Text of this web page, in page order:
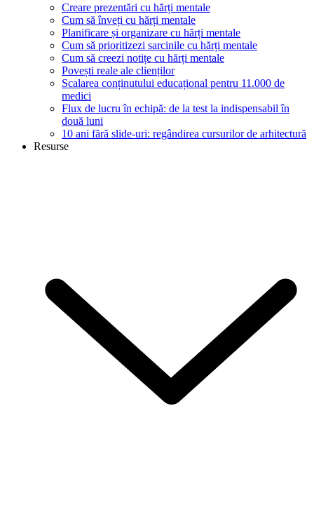
Creare prezentări cu hărți mentale
Cum să înveți cu hărți mentale
Planificare și organizare cu hărți mentale
Cum să prioritizezi sarcinile cu hărți mentale
Cum să creezi notițe cu hărți mentale
Povești reale ale clienților
Scalarea conținutului educațional pentru 11.000 de
medici
Flux de lucru în echipă: de la test la indispensabil în
două luni
10 ani fără slide-uri: regândirea cursurilor de arhitectură
Resurse